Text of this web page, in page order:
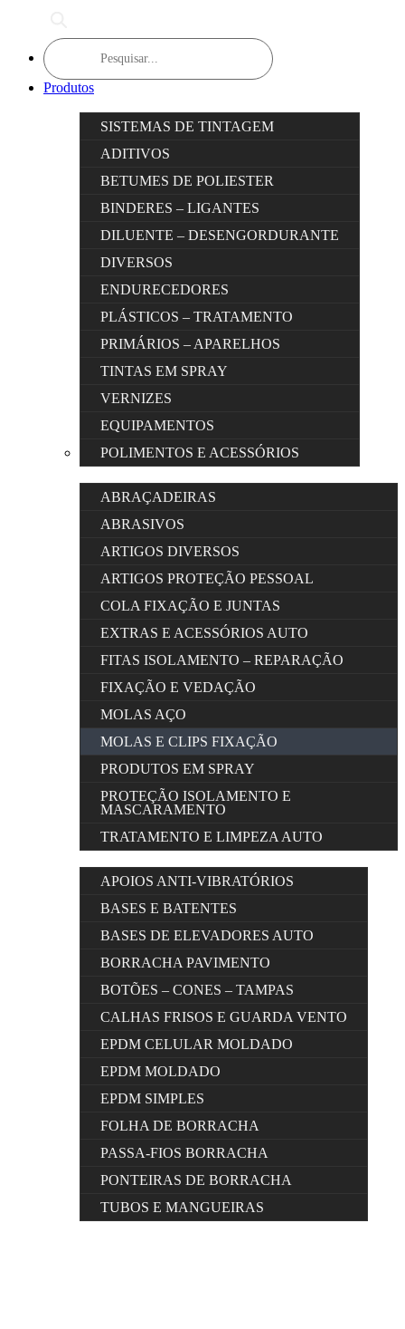
Products
search
Produtos
SISTEMAS DE TINTAGEM
ADITIVOS
BETUMES DE POLIESTER
BINDERES – LIGANTES
DILUENTE – DESENGORDURANTE
DIVERSOS
ENDURECEDORES
PLÁSTICOS – TRATAMENTO
PRIMÁRIOS – APARELHOS
TINTAS EM SPRAY
VERNIZES
EQUIPAMENTOS
POLIMENTOS E ACESSÓRIOS
ABRAÇADEIRAS
ABRASIVOS
ARTIGOS DIVERSOS
ARTIGOS PROTEÇÃO PESSOAL
COLA FIXAÇÃO E JUNTAS
EXTRAS E ACESSÓRIOS AUTO
FITAS ISOLAMENTO – REPARAÇÃO
FIXAÇÃO E VEDAÇÃO
MOLAS AÇO
MOLAS E CLIPS FIXAÇÃO
PRODUTOS EM SPRAY
PROTEÇÃO ISOLAMENTO E
MASCARAMENTO
TRATAMENTO E LIMPEZA AUTO
APOIOS ANTI-VIBRATÓRIOS
BASES E BATENTES
BASES DE ELEVADORES AUTO
BORRACHA PAVIMENTO
BOTÕES – CONES – TAMPAS
CALHAS FRISOS E GUARDA VENTO
EPDM CELULAR MOLDADO
EPDM MOLDADO
EPDM SIMPLES
FOLHA DE BORRACHA
PASSA-FIOS BORRACHA
PONTEIRAS DE BORRACHA
TUBOS E MANGUEIRAS